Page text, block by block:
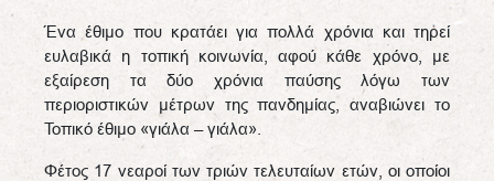
Ένα έθιμο που κρατάει για πολλά χρόνια και τηρεί
ευλαβικά η τοπική κοινωνία, αφού κάθε χρόνο, με
εξαίρεση τα δύο χρόνια παύσης λόγω των
περιοριστικών μέτρων της πανδημίας, αναβιώνει το
Τοπικό έθιμο «γιάλα – γιάλα».
Φέτος 17 νεαροί των τριών τελευταίων ετών, οι οποίοι